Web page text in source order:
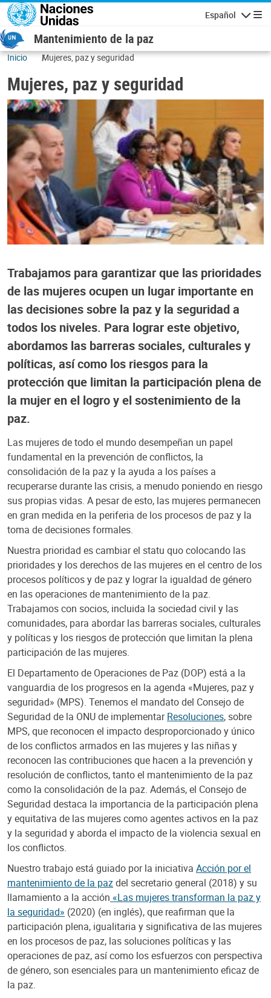
Pasar al contenido principal
Español
Mantenimiento de la paz
Inicio Mujeres, paz y seguridad
Mujeres, paz y seguridad
Trabajamos para garantizar que las prioridades
de las mujeres ocupen un lugar importante en
las decisiones sobre la paz y la seguridad a
todos los niveles. Para lograr este objetivo,
abordamos las barreras sociales, culturales y
políticas, así como los riesgos para la
protección que limitan la participación plena de
la mujer en el logro y el sostenimiento de la
paz.
Las mujeres de todo el mundo desempeñan un papel
fundamental en la prevención de conflictos, la
consolidación de la paz y la ayuda a los países a
recuperarse durante las crisis, a menudo poniendo en riesgo
sus propias vidas. A pesar de esto, las mujeres permanecen
en gran medida en la periferia de los procesos de paz y la
toma de decisiones formales.
Nuestra prioridad es cambiar el statu quo colocando las
prioridades y los derechos de las mujeres en el centro de los
procesos políticos y de paz y lograr la igualdad de género
en las operaciones de mantenimiento de la paz.
Trabajamos con socios, incluida la sociedad civil y las
comunidades, para abordar las barreras sociales, culturales
y políticas y los riesgos de protección que limitan la plena
participación de las mujeres.
El Departamento de Operaciones de Paz (DOP) está a la
vanguardia de los progresos en la agenda «Mujeres, paz y
seguridad» (MPS). Tenemos el mandato del Consejo de
Seguridad de la ONU de implementarResoluciones, sobre
MPS, que reconocen el impacto desproporcionado y único
de los conflictos armados en las mujeres y las niñas y
reconocen las contribuciones que hacen a la prevención y
resolución de conflictos, tanto el mantenimiento de la paz
como la consolidación de la paz. Además, el Consejo de
Seguridad destaca la importancia de la participación plena
y equitativa de las mujeres como agentes activos en la paz
y la seguridad y aborda el impacto de la violencia sexual en
los conflictos.
Nuestro trabajo está guiado por la iniciativa Acción por el
mantenimiento de la pazdel secretario general (2018) y su
llamamiento a la acción «Las mujeres transforman la paz y
la seguridad» (2020) (en inglés), que reafirman que la
participación plena, igualitaria y significativa de las mujeres
en los procesos de paz, las soluciones políticas y las
operaciones de paz, así como los esfuerzos con perspectiva
de género, son esenciales para un mantenimiento eficaz de
la paz.